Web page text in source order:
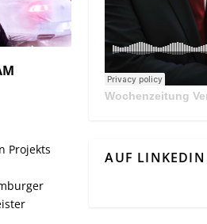
Projekts
Wochenzeitung
AUF LINKEDIN